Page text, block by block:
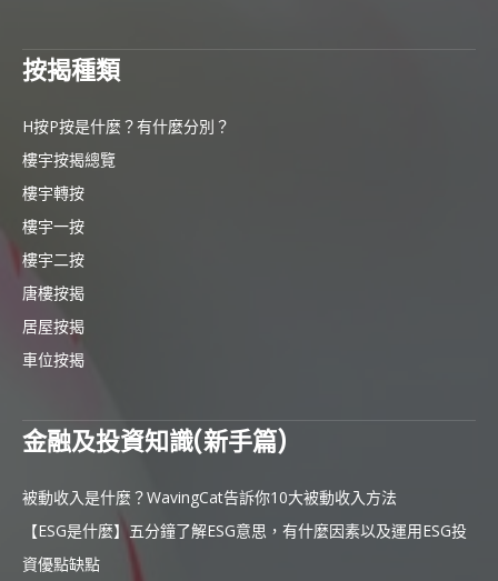
按揭種類
H按P按是什麼？有什麼分別？
樓宇按揭總覽
樓宇轉按
樓宇一按
樓宇二按
唐樓按揭
居屋按揭
車位按揭
金融及投資知識(新手篇)
被動收入是什麼？WavingCat告訴你10大被動收入方法
【ESG是什麼】五分鐘了解ESG意思，有什麼因素以及運用ESG投
資優點缺點